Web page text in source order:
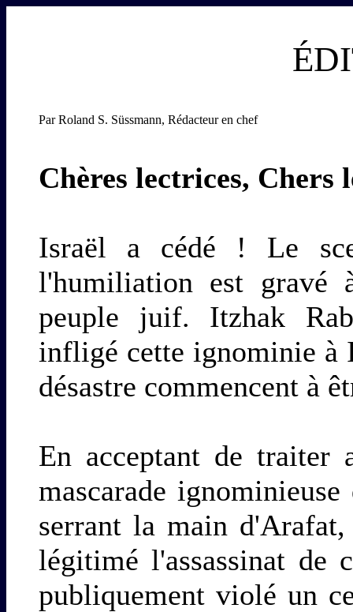
Par Roland S. Süssmann, Rédacteur en chef
Chères lectrices, Chers
Israël a cédé ! Le
l'humiliation est
peuple juif. Itzhak
infligé cette ignominie à
désastre commencent à
En acceptant de traiter
mascarade
serrant la main
légitimé l'assassinat de
publiquement violé un